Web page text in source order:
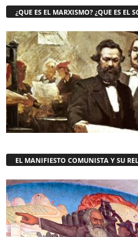
¿QUE ES EL MARXISMO? ¿QUE ES EL
EL MANIFIESTO COMUNISTA Y SU